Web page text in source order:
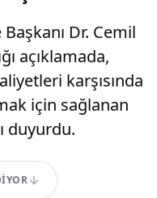
Dr. Cemil
açıklamada,
karşısında
için sağlanan
duyurdu.